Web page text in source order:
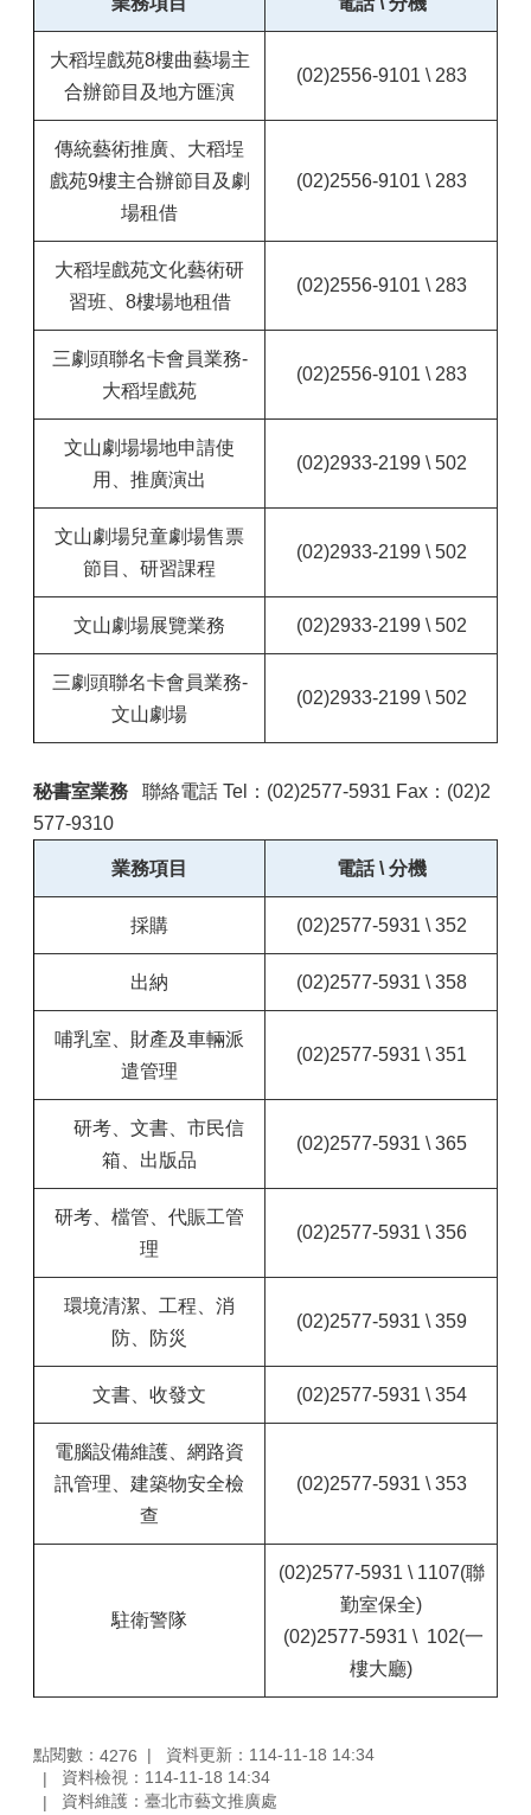
大稻埕戲苑8樓曲藝場主
合辦節目及地方匯演
(02)2556-9101 \ 283
傳統藝術推廣、大稻埕
戲苑9樓主合辦節目及劇
場租借
(02)2556-9101 \ 283
大稻埕戲苑文化藝術研
習班、8樓場地租借
(02)2556-9101 \ 283
三劇頭聯名卡會員業務-
大稻埕戲苑
(02)2556-9101 \ 283
文山劇場場地申請使
用、推廣演出
(02)2933-2199 \ 502
文山劇場兒童劇場售票
節目、研習課程
(02)2933-2199 \ 502
文山劇場展覽業務 (02)2933-2199 \ 502
三劇頭聯名卡會員業務-
文山劇場
(02)2933-2199 \ 502
業務項目 電話 \ 分機
秘書室業務 聯絡電話 Tel：(02)2577-5931 Fax：(02)2
577-9310
採購 (02)2577-5931 \ 352
出納 (02)2577-5931 \ 358
哺乳室、財產及車輛派
遣管理
(02)2577-5931 \ 351
研考、文書、市民信
箱、 出版品
(02)2577-5931 \ 365
研考、檔管、代賑工管
理
(02)2577-5931 \ 356
環境清潔、 工程、消
防、防災
(02)2577-5931 \ 359
文書、收發文 (02)2577-5931 \ 354
電腦設備維護、網路資
訊管理、建築物安全檢
查
(02)2577-5931 \ 353
駐衛警隊
(02)2577-5931 \ 1107(聯
勤室保全)
(02)2577-5931 \ 102(一
樓大廳)
點閱數： 4276
資料更新：114-11-18 14:34
資料檢視：114-11-18 14:34
資料維護：臺北市藝文推廣處